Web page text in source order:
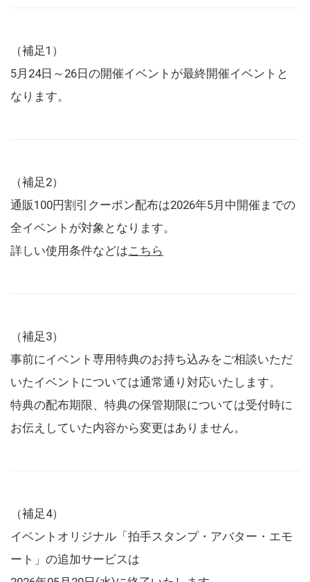
（補足1）
5月24日～26日の開催イベントが最終開催イベントと
なります。
（補足2）
通販100円割引クーポン配布は2026年5月中開催までの
全イベントが対象となります。
詳しい使用条件などはこちら
（補足3）
事前にイベント専用特典のお持ち込みをご相談いただ
いたイベントについては通常通り対応いたします。
特典の配布期限、特典の保管期限については受付時に
お伝えしていた内容から変更はありません。
（補足4）
イベントオリジナル「拍手スタンプ・アバター・エモ
ート」の追加サービスは